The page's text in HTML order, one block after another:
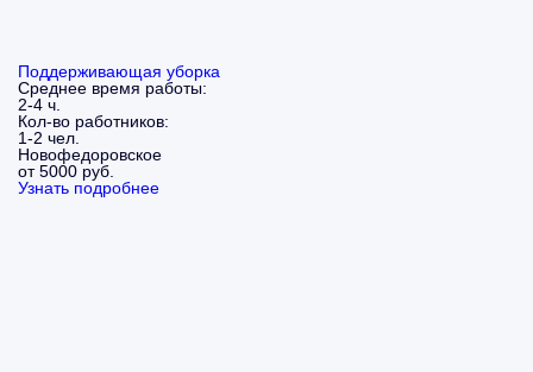
Поддерживающая уборка
Среднее время работы:
2-4 ч.
Кол-во работников:
1-2 чел.
Новофедоровское
от 5000 руб.
Узнать подробнее